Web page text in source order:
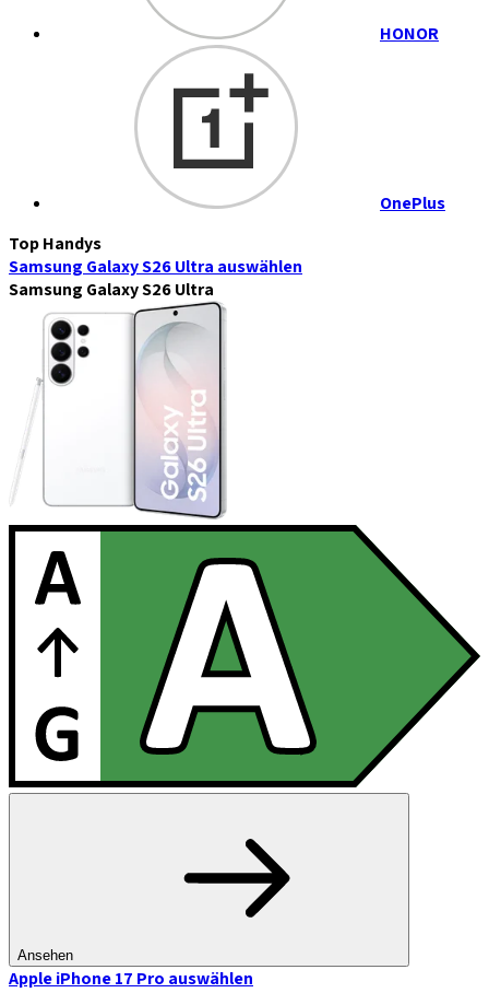
HONOR
OnePlus
Top Handys
Samsung Galaxy S26 Ultra auswählen
Samsung Galaxy S26 Ultra
Ansehen
Apple iPhone 17 Pro auswählen